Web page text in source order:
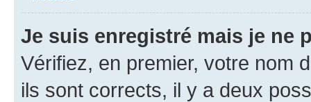
Je suis enregistré mais je ne
Vérifiez, en premier, votre nom
ils sont corrects, il y a deux